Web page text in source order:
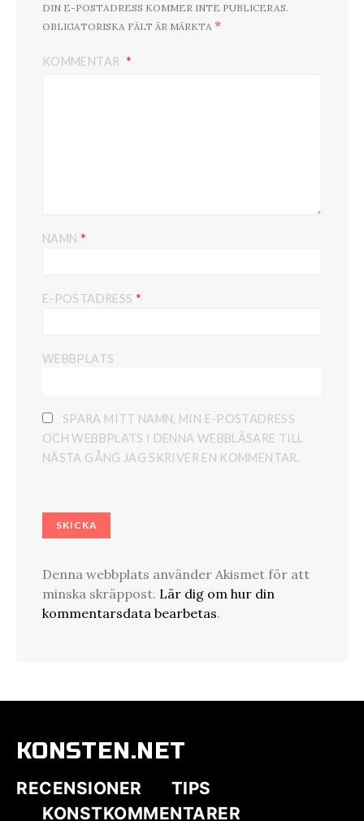
DIN E-POSTADRESS KOMMER INTE PUBLICERAS.
OBLIGATORISKA FÄLT ÄR MÄRKTA *
KOMMENTAR
NAMN *
E-POSTADRESS *
WEBBPLATS
SPARA MITT NAMN, MIN E-POSTADRESS
OCH WEBBPLATS I DENNA WEBBLÄSARE TILL
NÄSTA GÅNG JAG SKRIVER EN KOMMENTAR.
Denna webbplats använder Akismet för att
minska skräppost. Lär dig om hur din
kommentarsdata bearbetas.
KONSTEN.NET
RECENSIONER
TIPS
KONSTKOMMENTARER